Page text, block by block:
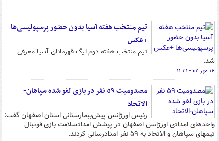
تیم منتخب هفته آسیا بدون حضور پرسپولیسی‌ها
+عکس
تیم منتخب هفته دوم لیگ قهرمانان آسیا معرفی
شد.
۱۴ مهر ۰۲ - ۱۱:۲۱
مصدومیت ۵۹ نفر در بازی لغو شده سپاهان-
الاتحاد
رئیس اورژانس پیش‌بیمارستانی استان اصفهان گفت:
واحدهای امدادی اورژانس اصفهان در پوشش امدادسلامت بازی فوتبال
تیمهای سپاهان و الاتحاد به ۵۹ نفر امدادرسانی کردند.